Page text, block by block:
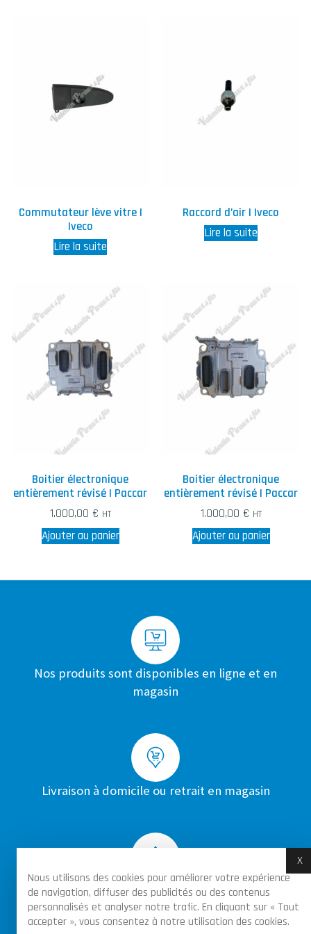
Nous utilisons des cookies pour améliorer votre expérience
de navigation, diffuser des publicités ou des contenus
personnalisés et analyser notre trafic. En cliquant sur « Tout
accepter », vous consentez à notre utilisation des cookies.
X
Commutateur lève vitre |
Iveco
Lire la suite
Raccord d’air | Iveco
Lire la suite
Boitier électronique
entièrement révisé | Paccar
1.000,00 € HT
Ajouter au panier
Boitier électronique
entièrement révisé | Paccar
1.000,00 € HT
Ajouter au panier
Nos produits sont disponibles en ligne et en
magasin
Livraison à domicile ou retrait en magasin
Achats sécurisés par certificat SSL sur toutes
les commandes